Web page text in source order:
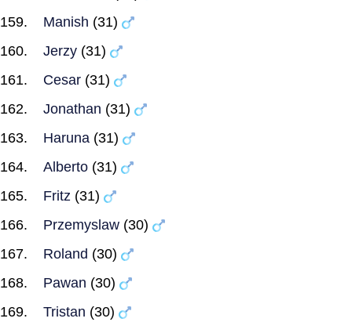
Manish (31)
Jerzy (31)
Cesar (31)
Jonathan (31)
Haruna (31)
Alberto (31)
Fritz (31)
Przemyslaw (30)
Roland (30)
Pawan (30)
Tristan (30)